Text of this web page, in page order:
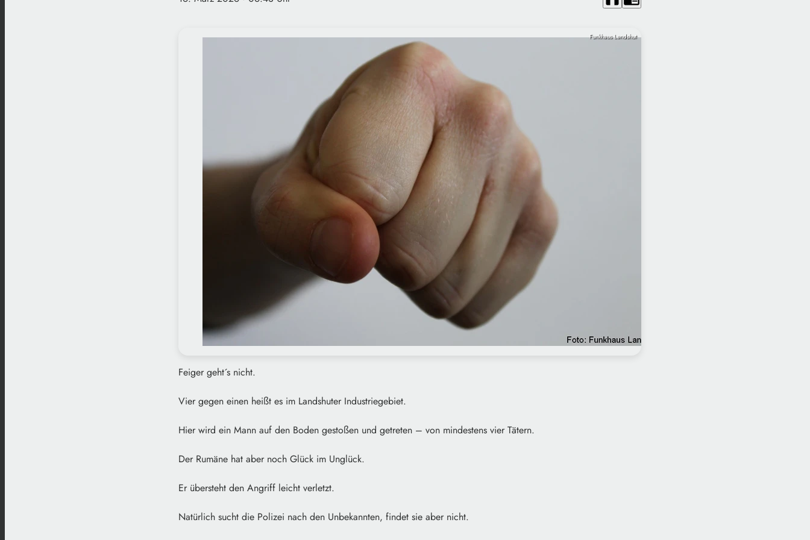
Funkhaus Landshut
Feiger geht´s nicht.
Vier gegen einen heißt es im Landshuter Industriegebiet.
Hier wird ein Mann auf den Boden gestoßen und getreten – von mindestens vier Tätern.
Der Rumäne hat aber noch Glück im Unglück.
Er übersteht den Angriff leicht verletzt.
Natürlich sucht die Polizei nach den Unbekannten, findet sie aber nicht.